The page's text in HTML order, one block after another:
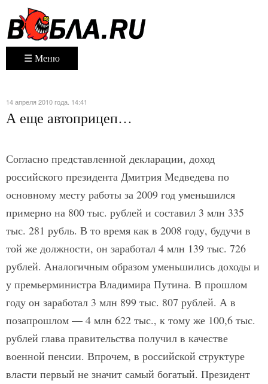
☰ Меню
14 апреля 2010 года. 14:41
А еще автоприцеп…
Согласно представленной декларации, доход
российского президента Дмитрия Медведева по
основному месту работы за 2009 год уменьшился
примерно на 800 тыс. рублей и составил 3 млн 335
тыс. 281 рубль. В то время как в 2008 году, будучи в
той же должности, он заработал 4 млн 139 тыс. 726
рублей. Аналогичным образом уменьшились доходы и
у премьер­министра Владимира Путина. В прошлом
году он заработал 3 млн 899 тыс. 807 рублей. А в
поза­прошлом — 4 млн 622 тыс., к тому же 100,6 тыс.
рублей глава правительства получил в качестве
военной пенсии. Впрочем, в российской структуре
власти первый не значит самый богатый. Президент